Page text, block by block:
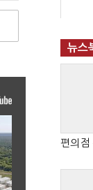
뉴스
편의점